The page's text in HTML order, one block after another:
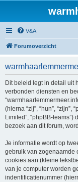
V&A
Forumoverzicht
Dit beleid legt in detail uit
verbonden diensten en
(hierna “zij”, “hun”, “zijn”,
Limited”, “phpBB-
bezoek aan dit forum,
Je informatie wordt op
gebruik van zogenaamde
cookies aan (kleine
van je computer worden
indentificatienummer